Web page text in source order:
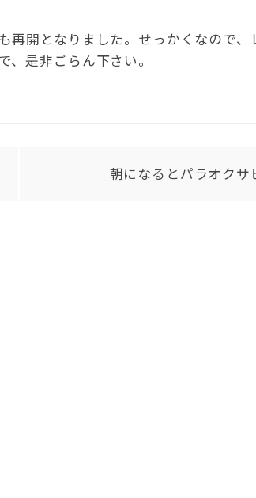
開となりました。せっかくなので、
是非ごらん下さい。
朝になるとパラオク